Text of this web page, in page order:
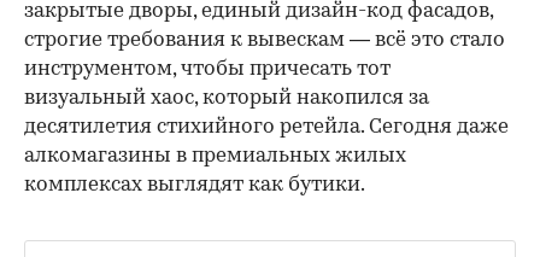
закрытые дворы, единый дизайн-код фасадов,
строгие требования к вывескам — всё это стало
инструментом, чтобы причесать тот
визуальный хаос, который накопился за
десятилетия стихийного ретейла. Сегодня даже
алкомагазины в премиальных жилых
комплексах выглядят как бутики.